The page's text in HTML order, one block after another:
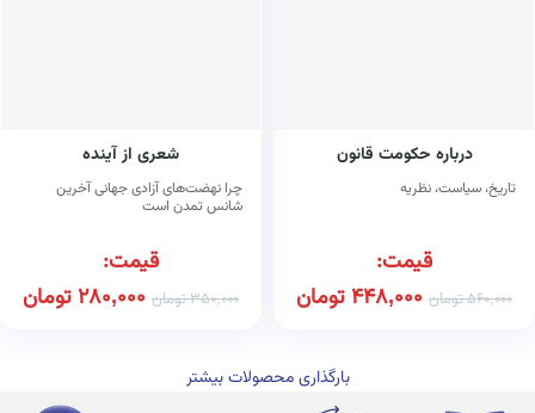
درباره حکومت قانون
تاریخ، سیاست، نظریه
قیمت:
560,000تومان 448,000تومان
شعری از آینده
چرا نهضت‌های آزادی جهانی آخرین
شانس تمدن است
قیمت:
350,000تومان 280,000تومان
بارگذاری محصولات بیشتر